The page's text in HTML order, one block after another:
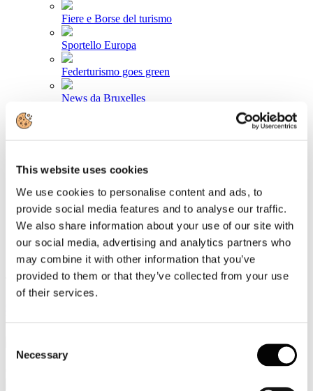
This website uses cookies
We use cookies to personalise content and ads, to
provide social media features and to analyse our traffic.
We also share information about your use of our site with
our social media, advertising and analytics partners who
may combine it with other information that you’ve
provided to them or that they’ve collected from your use
of their services.
Selection
Necessary
Fiere e Borse del turismo
Sportello Europa
Federturismo goes green
News da Bruxelles
Newsletter
Video
Articoli e Interviste
Contatti
Tel. +39 320 57 80 986
Email segreteria@federturismo.it